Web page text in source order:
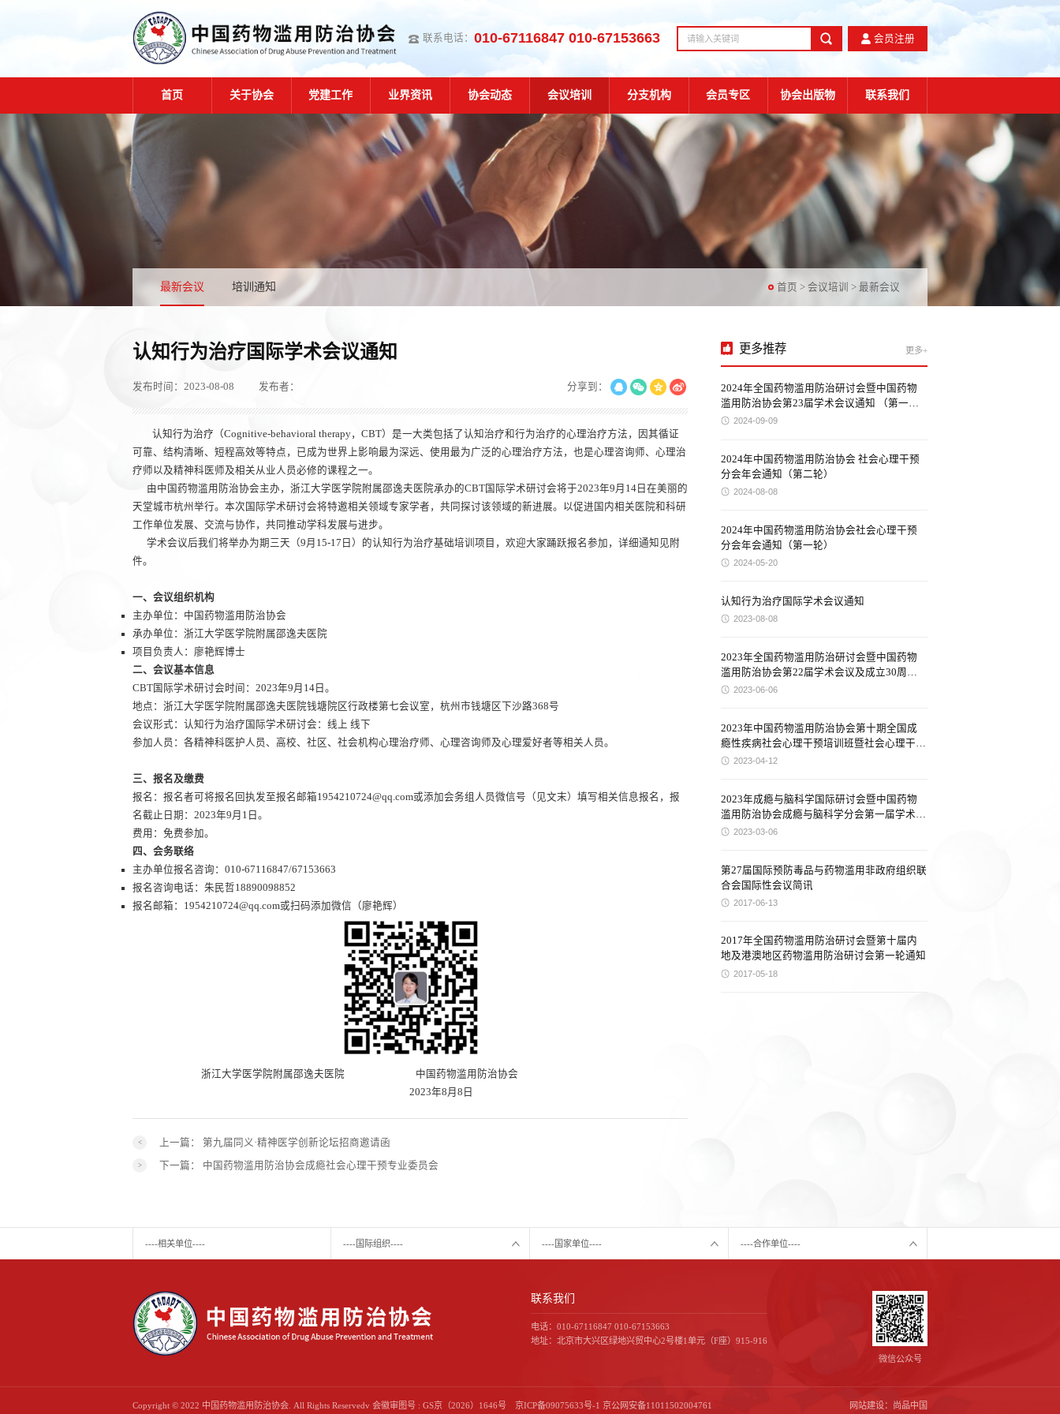
联系电话：010-67116847 010-67153663 会员注册
首页 关于协会 党建工作 业界资讯 协会动态 会议培训 分支机构 会员专区 协会出版物 联系我们
最新会议 培训通知 首页 >会议培训 >最新会议
认知行为治疗国际学术会议通知
发布时间：2023-08-08 发布者： 分享到：
认知行为治疗（Cognitive-behavioral therapy，CBT）是一大类包括了认知治疗和行为治疗的心理治疗方法，因其循证
可靠、结构清晰、短程高效等特点，已成为世界上影响最为深远、使用最为广泛的心理治疗方法，也是心理咨询师、心理治
疗师以及精神科医师及相关从业人员必修的课程之一。
由中国药物滥用防治协会主办，浙江大学医学院附属邵逸夫医院承办的CBT国际学术研讨会将于2023年9月14日在美丽的
天堂城市杭州举行。本次国际学术研讨会将特邀相关领域专家学者，共同探讨该领域的新进展。以促进国内相关医院和科研
工作单位发展、交流与协作，共同推动学科发展与进步。
学术会议后我们将举办为期三天（9月15-17日）的认知行为治疗基础培训项目，欢迎大家踊跃报名参加，详细通知见附
件。
一、会议组织机构
主办单位：中国药物滥用防治协会
承办单位：浙江大学医学院附属邵逸夫医院
项目负责人：廖艳辉博士
二、会议基本信息
CBT国际学术研讨会时间：2023年9月14日。
地点：浙江大学医学院附属邵逸夫医院钱塘院区行政楼第七会议室，杭州市钱塘区下沙路368号
会议形式：认知行为治疗国际学术研讨会：线上 线下
参加人员：各精神科医护人员、高校、社区、社会机构心理治疗师、心理咨询师及心理爱好者等相关人员。
三、报名及缴费
报名：报名者可将报名回执发至报名邮箱1954210724@qq.com或添加会务组人员微信号（见文末）填写相关信息报名，报
名截止日期：2023年9月1日。
费用：免费参加。
四、会务联络
主办单位报名咨询：010-67116847/67153663
报名咨询电话：朱民哲18890098852
报名邮箱：1954210724@qq.com或扫码添加微信（廖艳辉）
浙江大学医学院附属邵逸夫医院 中国药物滥用防治协会
2023年8月8日
上一篇： 第九届同义·精神医学创新论坛招商邀请函
下一篇： 中国药物滥用防治协会成瘾社会心理干预专业委员会
更多推荐 更多+
2024年全国药物滥用防治研讨会暨中国药物
滥用防治协会第23届学术会议通知 （第一
轮）2024-09-09
2024年中国药物滥用防治协会 社会心理干预
分会年会通知（第二轮）
2024-08-08
2024年中国药物滥用防治协会社会心理干预
分会年会通知（第一轮）
2024-05-20
认知行为治疗国际学术会议通知
2023-08-08
2023年全国药物滥用防治研讨会暨中国药物
滥用防治协会第22届学术会议及成立30周年
庆祝大会通知
2023-06-06
2023年中国药物滥用防治协会第十期全国成
瘾性疾病社会心理干预培训班暨社会心理干预
分会年会通知（第一轮）
2023-04-12
2023年成瘾与脑科学国际研讨会暨中国药物
滥用防治协会成瘾与脑科学分会第一届学术会
议通知
2023-03-06
第27届国际预防毒品与药物滥用非政府组织联
合会国际性会议简讯
2017-06-13
2017年全国药物滥用防治研讨会暨第十届内
地及港澳地区药物滥用防治研讨会第一轮通知
2017-05-18
----相关单位---- ----国际组织---- ----国家单位---- ----合作单位----
联系我们
电话：010-67116847 010-67153663
地址：北京市大兴区绿地兴贸中心2号楼1单元（F座）915-916
微信公众号
Copyright © 2022 中国药物滥用防治协会. All Rights Reservedv 会徽审图号 : GS京（2026）1646号 京ICP备09075633号-1 京公网安备11011502004761 网站建设： 尚品中国